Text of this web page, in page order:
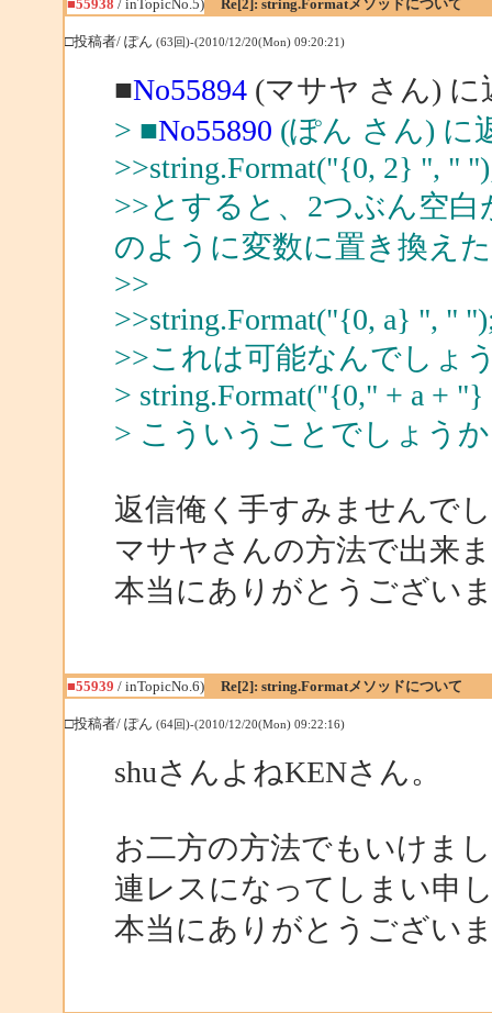
■55938 / inTopicNo.5) Re[2]: string.Formatメソッドについて
□投稿者/ ぽん (63回)-(2010/12/20(Mon) 09:20:21)
■No55894(マサヤ さん) に
> ■No55890 (ぽん さん) に
>>string.Format("{0, 2} ", "
>>とすると、2つぶん空
のように変数に置き換え
>>
>>string.Format("{0, a} ", "
>>これは可能なんでしょ
> string.Format("{0," + a +
> こういうことでしょう
返信俺く手すみませんで
マサヤさんの方法で出来
本当にありがとうござい
■55939 / inTopicNo.6) Re[2]: string.Formatメソッドについて
□投稿者/ ぽん (64回)-(2010/12/20(Mon) 09:22:16)
shuさんよねKENさん。
お二方の方法でもいけま
連レスになってしまい申
本当にありがとうござい